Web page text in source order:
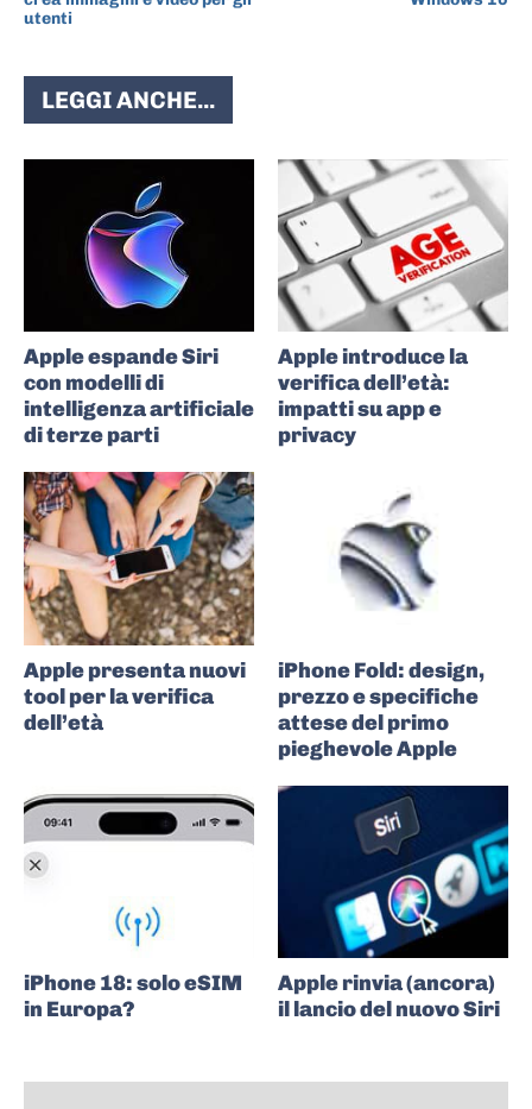
utenti
LEGGI ANCHE...
Apple espande Siri
con modelli di
intelligenza artificiale
di terze parti
Apple introduce la
verifica dell’età:
impatti su app e
privacy
Apple presenta nuovi
tool per la verifica
dell’età
iPhone Fold: design,
prezzo e specifiche
attese del primo
pieghevole Apple
iPhone 18: solo eSIM
in Europa?
Apple rinvia (ancora)
il lancio del nuovo Siri